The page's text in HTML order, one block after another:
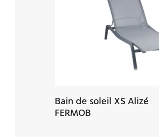
Bain de soleil XS Alizé
FERMOB